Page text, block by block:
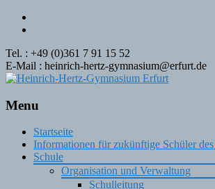
Tel. : +49 (0)361 7 91 15 52
E-Mail : heinrich-hertz-gymnasium@erfurt.de
Menu
Skip
content
Startseite
Informationen für zukünftige Schüler
Schule
Organisation und Verwaltung
Schulleitung